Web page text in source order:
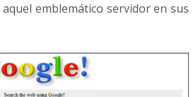
emblemático servidor en sus